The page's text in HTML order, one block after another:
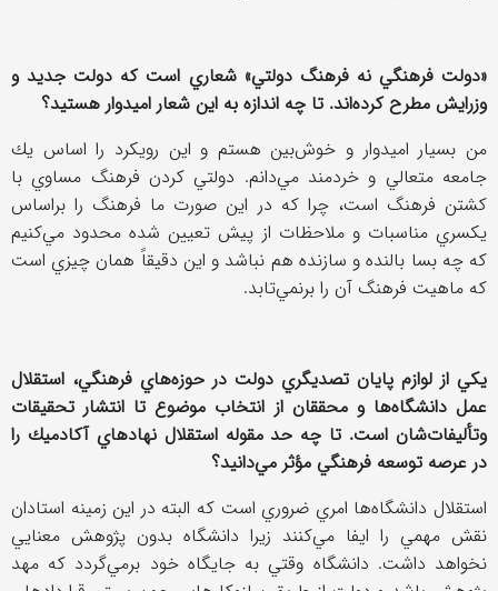
«دولت فرهنگي نه فرهنگ دولتي» شعاري است كه دولت جديد و
وزرايش مطرح كرده‌اند. تا چه اندازه به اين شعار اميدوار هستيد؟
من بسيار اميدوار و خوش‌بين هستم و ‌اين رويكرد را اساس يك
جامعه متعالي و خردمند مي‌دانم. دولتي كردن فرهنگ مساوي با
كشتن فرهنگ است، چرا كه در اين صورت ما فرهنگ را براساس
يكسري مناسبات و ملاحظات از پيش تعيين شده‌ محدود مي‌كنيم
كه چه بسا بالنده و سازنده هم نباشد و اين دقيقاً همان چيزي است
كه ماهيت فرهنگ آن را برنمي‌تابد.
يكي از لوازم پايان تصديگري دولت در حوزه‌هاي فرهنگي، استقلال
عمل دانشگاه‌ها و محققان از انتخاب موضوع تا انتشار تحقيقات
وتأليفات‌شان است. تا چه حد مقوله استقلال نهاد‌هاي آكادميك را
در عرصه توسعه فرهنگي مؤثر مي‌دانيد؟
استقلال دانشگاه‌ها امري ضروري است كه البته در اين زمينه استادان
نقش مهمي را ايفا مي‌كنند زيرا دانشگاه بدون پژوهش معنايي
نخواهد داشت. دانشگاه وقتي به جايگاه خود برمي‌گردد كه مهد